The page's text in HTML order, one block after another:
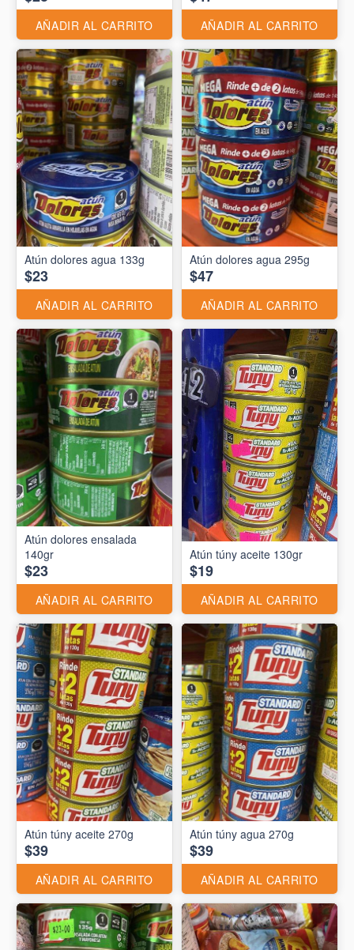
AÑADIR AL CARRITO AÑADIR AL CARRITO
Atún dolores agua 133g
$23
AÑADIR AL CARRITO
Atún dolores agua 295g
$47
AÑADIR AL CARRITO
Atún dolores ensalada
140gr
$23
AÑADIR AL CARRITO
Atún túny aceite 130gr
$19
AÑADIR AL CARRITO
Atún túny aceite 270g
$39
AÑADIR AL CARRITO
Atún túny agua 270g
$39
AÑADIR AL CARRITO